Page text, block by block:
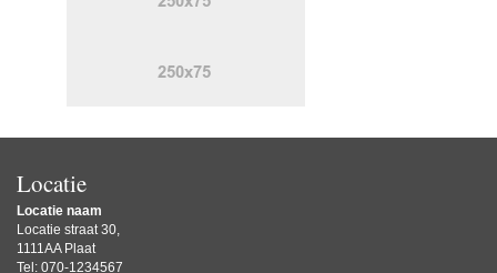
Locatie
Locatie naam
Locatie straat 30,
1111AA Plaat
Tel: 070-1234567